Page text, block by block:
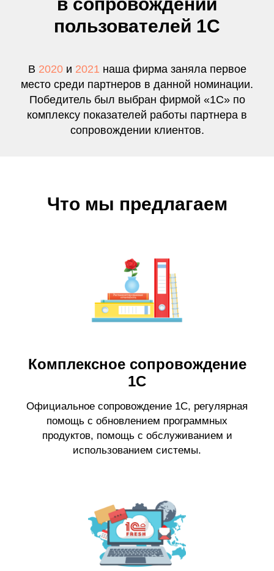
пользователей 1С
В 2020и 2021 наша фирма заняла первое
место среди партнеров в данной номинации.
Победитель был выбран фирмой «1С» по
комплексу показателей работы партнера в
сопровождении клиентов.
Что мы предлагаем
Комплексное сопровождение
1С
Официальное сопровождение 1С, регулярная
помощь с обновлением программных
продуктов, помощь с обслуживанием и
использованием системы.